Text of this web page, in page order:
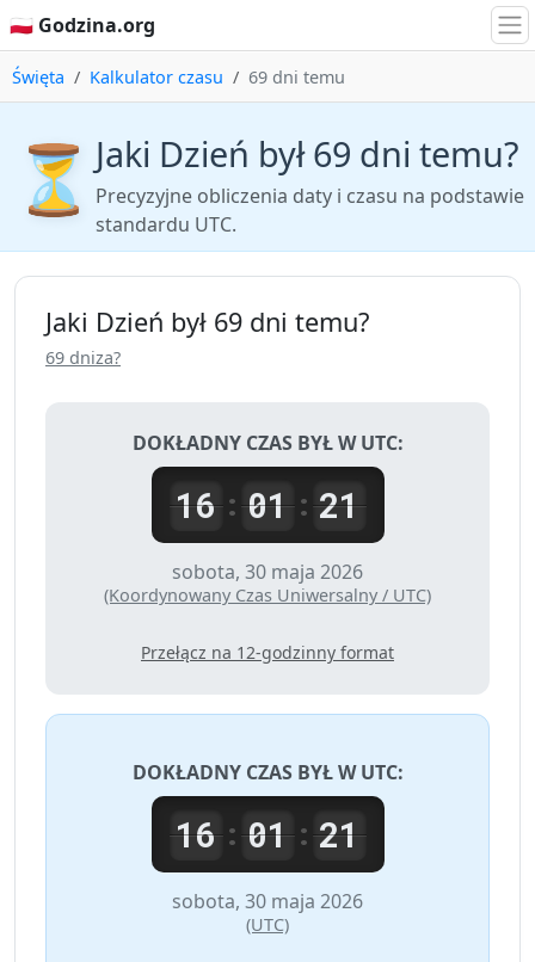
🇵🇱 Godzina.org
Święta Kalkulator czasu 69 dni temu
⏳Jaki Dzień był 69 dni temu?
Precyzyjne obliczenia daty i czasu na podstawie
standardu UTC.
Jaki Dzień był 69 dni temu?
69 dniza?
DOKŁADNY CZAS BYŁ W UTC:
16: 01: 21
sobota, 30 maja 2026
(Koordynowany Czas Uniwersalny / UTC)
Przełącz na 12-godzinny format
DOKŁADNY CZAS BYŁ WUTC:
16: 01: 21
sobota, 30 maja 2026
(UTC)